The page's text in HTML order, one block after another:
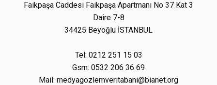
Faikpaşa Caddesi Faikpaşa Apartmanı No 37 Kat 3
Daire 7-8
34425 Beyoğlu İSTANBUL
Tel: 0212 251 15 03
Gsm: 0532 206 36 69
Mail: medyagozlemveritabani@bianet.org